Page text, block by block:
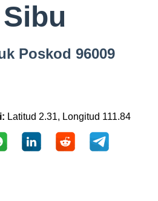
Poskod 96009
Latitud 2.31, Longitud 111.84